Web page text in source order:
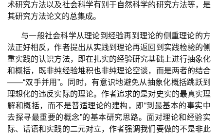
术研究方法以及社会科学有别于自然科学的研究方法等，是
其研究方法论文的总集成。
与一般社会科学从理论到经验再到理论的侧重理论的方
法正好相反，作者提出从实践到理论再返回到实践检验的侧
重实践的认识方法，即在扎实的经验研究基础上进行抽象化
和概括，既非纯经验堆积也非纯理论空谈，而是两者的结合
——“双手并用 ”。同时，有意识地避免从抽象化概括跳跃到
理想化的违反实际的理论。作者追求的是对史实的最真实理
解和概括，而不是普适理论的建构，即“到最基本的事实中
去探寻最重要的概念”的基本研究思路。面对理论和经验实
际、话语和实践的二元对立，作者强调我们要做的不是非此